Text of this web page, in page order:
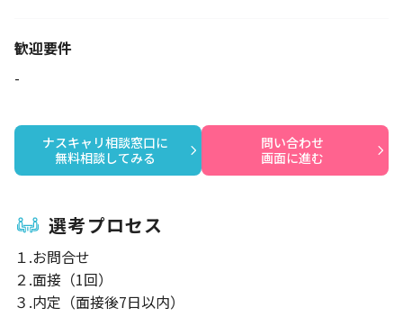
歓迎要件
-
ナスキャリ相談窓口に
無料相談してみる
問い合わせ
画面に進む
選考プロセス
１.お問合せ
２.面接（1回）
３.内定（面接後7日以内）